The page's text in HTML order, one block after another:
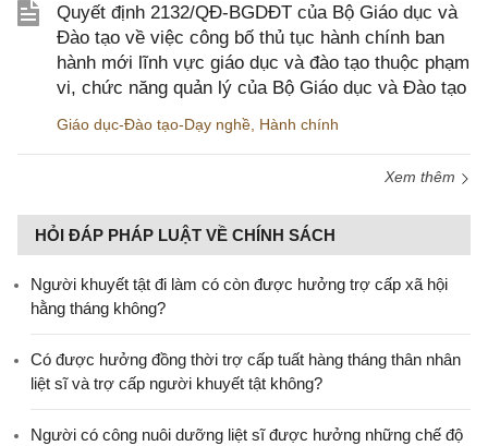
Quyết định 2132/QĐ-BGDĐT của Bộ Giáo dục và
Đào tạo về việc công bố thủ tục hành chính ban
hành mới lĩnh vực giáo dục và đào tạo thuộc phạm
vi, chức năng quản lý của Bộ Giáo dục và Đào tạo
Giáo dục-Đào tạo-Dạy nghề, Hành chính
Xem thêm
HỎI ĐÁP PHÁP LUẬT VỀ CHÍNH SÁCH
Người khuyết tật đi làm có còn được hưởng trợ cấp xã hội
hằng tháng không?
​Có được hưởng đồng thời trợ cấp tuất hàng tháng thân nhân
liệt sĩ và trợ cấp người khuyết tật không?
Người có công nuôi dưỡng liệt sĩ được hưởng những chế độ